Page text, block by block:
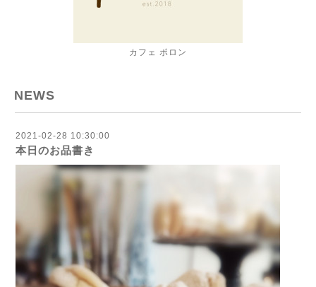
カフェ ポロン
NEWS
2021-02-28 10:30:00
本日のお品書き